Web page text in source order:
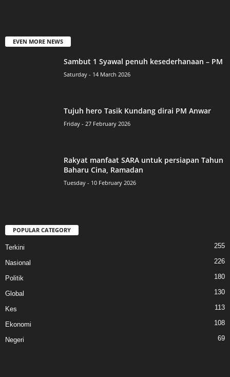
EVEN MORE NEWS
Sambut 1 Syawal penuh kesederhanaan – PM
Saturday - 14 March 2026
Tujuh hero Tasik Kundang dirai PM Anwar
Friday - 27 February 2026
Rakyat manfaat SARA untuk persiapan Tahun
Baharu Cina, Ramadan
Tuesday - 10 February 2026
POPULAR CATEGORY
Terkini 255
Nasional 226
Politik 180
Global 130
Kes 113
Ekonomi 108
Negeri 69